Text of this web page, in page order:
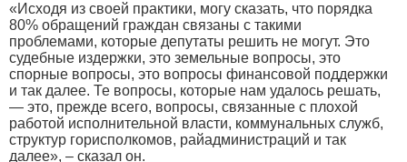
«Исходя из своей практики, могу сказать, что порядка
80% обращений граждан связаны с такими
проблемами, которые депутаты решить не могут. Это
судебные издержки, это земельные вопросы, это
спорные вопросы, это вопросы финансовой поддержки
и так далее. Те вопросы, которые нам удалось решать,
— это, прежде всего, вопросы, связанные с плохой
работой исполнительной власти, коммунальных служб,
структур горисполкомов, райадминистраций и так
далее», – сказал он.